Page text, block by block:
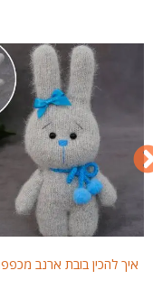
איך להכין בובת ארנב מכפפה?